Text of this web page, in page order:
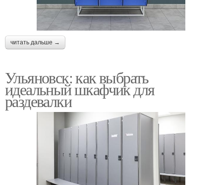
читать дальше →
Ульяновск: как выбрать
идеальный шкафчик для
раздевалки